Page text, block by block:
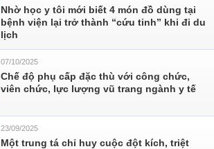
Nhờ học y tôi mới biết 4 món đồ dùng tại
bệnh viện lại trở thành “cứu tinh” khi đi du
lịch
07/10/2025
Chế độ phụ cấp đặc thù với công chức,
viên chức, lực lượng vũ trang ngành y tế
23/09/2025
Một trung tá chỉ huy cuộc đột kích, triệt